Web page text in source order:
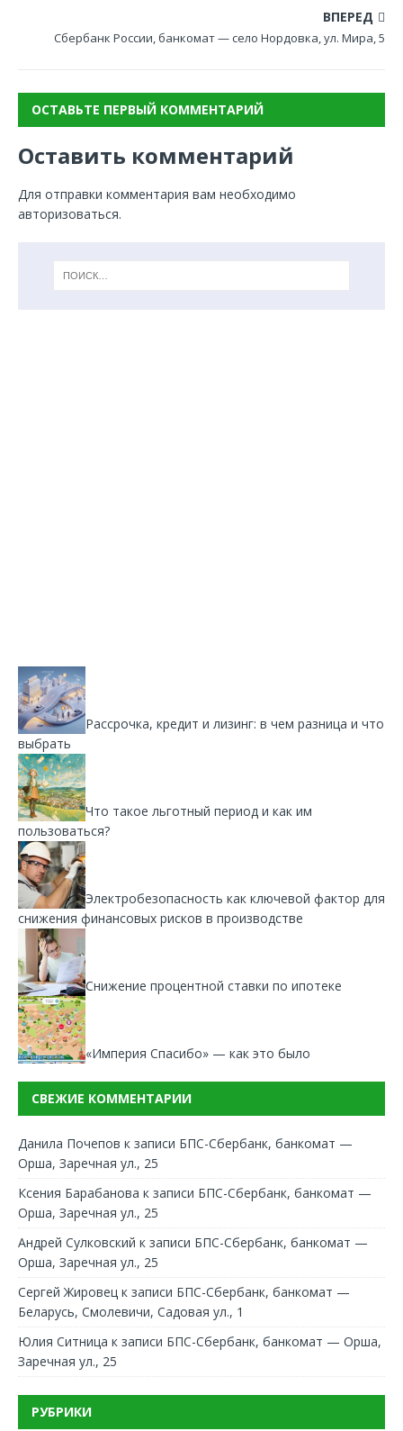
ВПЕРЕД
Сбербанк России, банкомат — село Нордовка, ул. Мира, 5
ОСТАВЬТЕ ПЕРВЫЙ КОММЕНТАРИЙ
Оставить комментарий
Для отправки комментария вам необходимо
авторизоваться.
Рассрочка, кредит и лизинг: в чем разница и что
выбрать
Что такое льготный период и как им
пользоваться?
Электробезопасность как ключевой фактор для
снижения финансовых рисков в производстве
Снижение процентной ставки по ипотеке
«Империя Спасибо» — как это было
СВЕЖИЕ КОММЕНТАРИИ
Данила Почепов к записи БПС-Сбербанк, банкомат —
Орша, Заречная ул., 25
Ксения Барабанова к записи БПС-Сбербанк, банкомат —
Орша, Заречная ул., 25
Андрей Сулковский к записи БПС-Сбербанк, банкомат —
Орша, Заречная ул., 25
Сергей Жировец к записи БПС-Сбербанк, банкомат —
Беларусь, Смолевичи, Садовая ул., 1
Юлия Ситница к записи БПС-Сбербанк, банкомат — Орша,
Заречная ул., 25
РУБРИКИ